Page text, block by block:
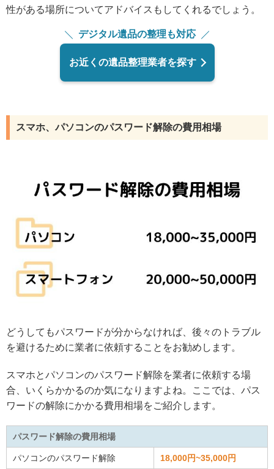
性がある場所についてアドバイスもしてくれるでしょう。
デジタル遺品の整理も対応
お近くの遺品整理業者を探す
スマホ、パソコンのパスワード解除の費用相場
どうしてもパスワードが分からなければ、後々のトラブル
を避けるために業者に依頼することをお勧めします。
スマホとパソコンのパスワード解除を業者に依頼する場
合、いくらかかるのか気になりますよね。ここでは、パス
ワードの解除にかかる費用相場をご紹介します。
パスワード解除の費用相場
パソコンのパスワード解除 18,000円~35,000円